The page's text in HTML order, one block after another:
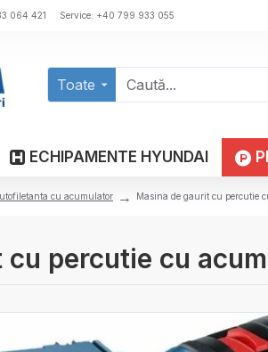
064 421 Service: +40 799 933 055
Toate
ECHIPAMENTE HYUNDAI
cu acumulator Masina de gaurit cu percutie
percutie cu